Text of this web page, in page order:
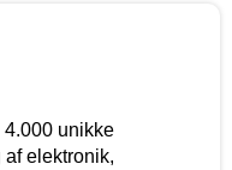
4.000 unikke
af elektronik,